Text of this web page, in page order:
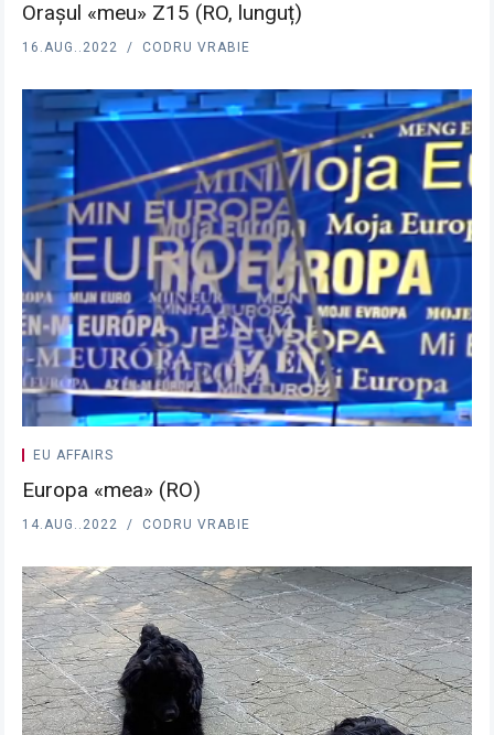
Orașul «meu» Z15 (RO, lunguț)
16.AUG..2022 CODRU VRABIE
EU AFFAIRS
Europa «mea» (RO)
14.AUG..2022 CODRU VRABIE